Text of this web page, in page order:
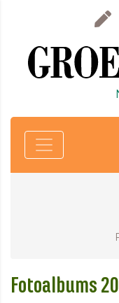
Fotoalbums